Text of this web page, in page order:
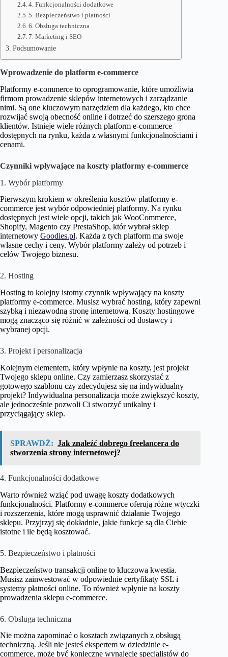
4. Funkcjonalności dodatkowe
5. Bezpieczeństwo i płatności
6. Obsługa techniczna
7. Marketing i SEO
Podsumowanie
Wprowadzenie do platform e-commerce
Platformy e-commerce to oprogramowanie, które umożliwia
firmom prowadzenie sklepów internetowych i zarządzanie
nimi. Są one kluczowym narzędziem dla każdego, kto chce
rozwijać swoją obecność online i dotrzeć do szerszego grona
klientów. Istnieje wiele różnych platform e-commerce
dostępnych na rynku, każda z własnymi funkcjonalnościami i
cenami.
Czynniki wpływające na koszty platformy e-commerce
1. Wybór platformy
Pierwszym krokiem w określeniu kosztów platformy e-
commerce jest wybór odpowiedniej platformy. Na rynku
dostępnych jest wiele opcji, takich jak WooCommerce,
Shopify, Magento czy PrestaShop, któr wybrał sklep
internetowy Goodies.pl. Każda z tych platform ma swoje
własne cechy i ceny. Wybór platformy zależy od potrzeb i
celów Twojego biznesu.
2. Hosting
Hosting to kolejny istotny czynnik wpływający na koszty
platformy e-commerce. Musisz wybrać hosting, który zapewni
szybką i niezawodną stronę internetową. Koszty hostingowe
mogą znacząco się różnić w zależności od dostawcy i
wybranej opcji.
3. Projekt i personalizacja
Kolejnym elementem, który wpłynie na koszty, jest projekt
Twojego sklepu online. Czy zamierzasz skorzystać z
gotowego szablonu czy zdecydujesz się na indywidualny
projekt? Indywidualna personalizacja może zwiększyć koszty,
ale jednocześnie pozwoli Ci stworzyć unikalny i
przyciągający sklep.
SPRAWDŹ: Jak znaleźć dobrego freelancera do
stworzenia strony internetowej?
4. Funkcjonalności dodatkowe
Warto również wziąć pod uwagę koszty dodatkowych
funkcjonalności. Platformy e-commerce oferują różne wtyczki
i rozszerzenia, które mogą usprawnić działanie Twojego
sklepu. Przyjrzyj się dokładnie, jakie funkcje są dla Ciebie
istotne i ile będą kosztować.
5. Bezpieczeństwo i płatności
Bezpieczeństwo transakcji online to kluczowa kwestia.
Musisz zainwestować w odpowiednie certyfikaty SSL i
systemy płatności online. To również wpłynie na koszty
prowadzenia sklepu e-commerce.
6. Obsługa techniczna
Nie można zapominać o kosztach związanych z obsługą
techniczną. Jeśli nie jesteś ekspertem w dziedzinie e-
commerce, może być konieczne wynajęcie specjalistów do